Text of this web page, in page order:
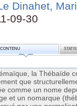
Dinahet,
09-30
CONTENU
la Thébaïde
que
comme un nome
et un nomarque